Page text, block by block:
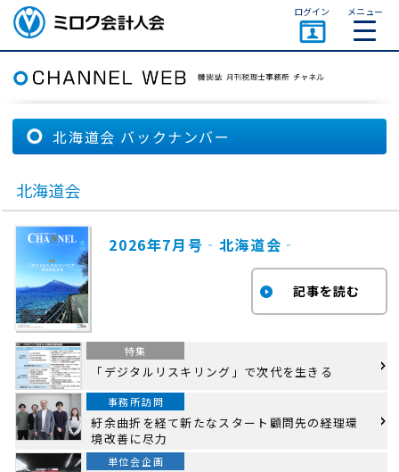
ミロク会計人会 MIROKU
ACCOUNTING PERSON
ASSOCIATION
ログイン メニュー
北海道会 バックナンバー
北海道会
2026年7月号‐北海道会‐
特集
「デジタルリスキリング」で次代を生きる
事務所訪問
紆余曲折を経て新たなスタート顧問先の経理環
境改善に尽力
単位会企画